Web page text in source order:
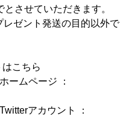
させていただきます。
レゼント発送の目的以外で
こちら
ームページ ：
アカウント ：